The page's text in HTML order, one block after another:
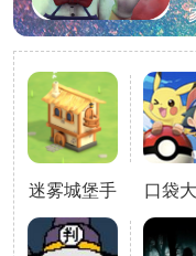
迷雾城堡手
游
口袋